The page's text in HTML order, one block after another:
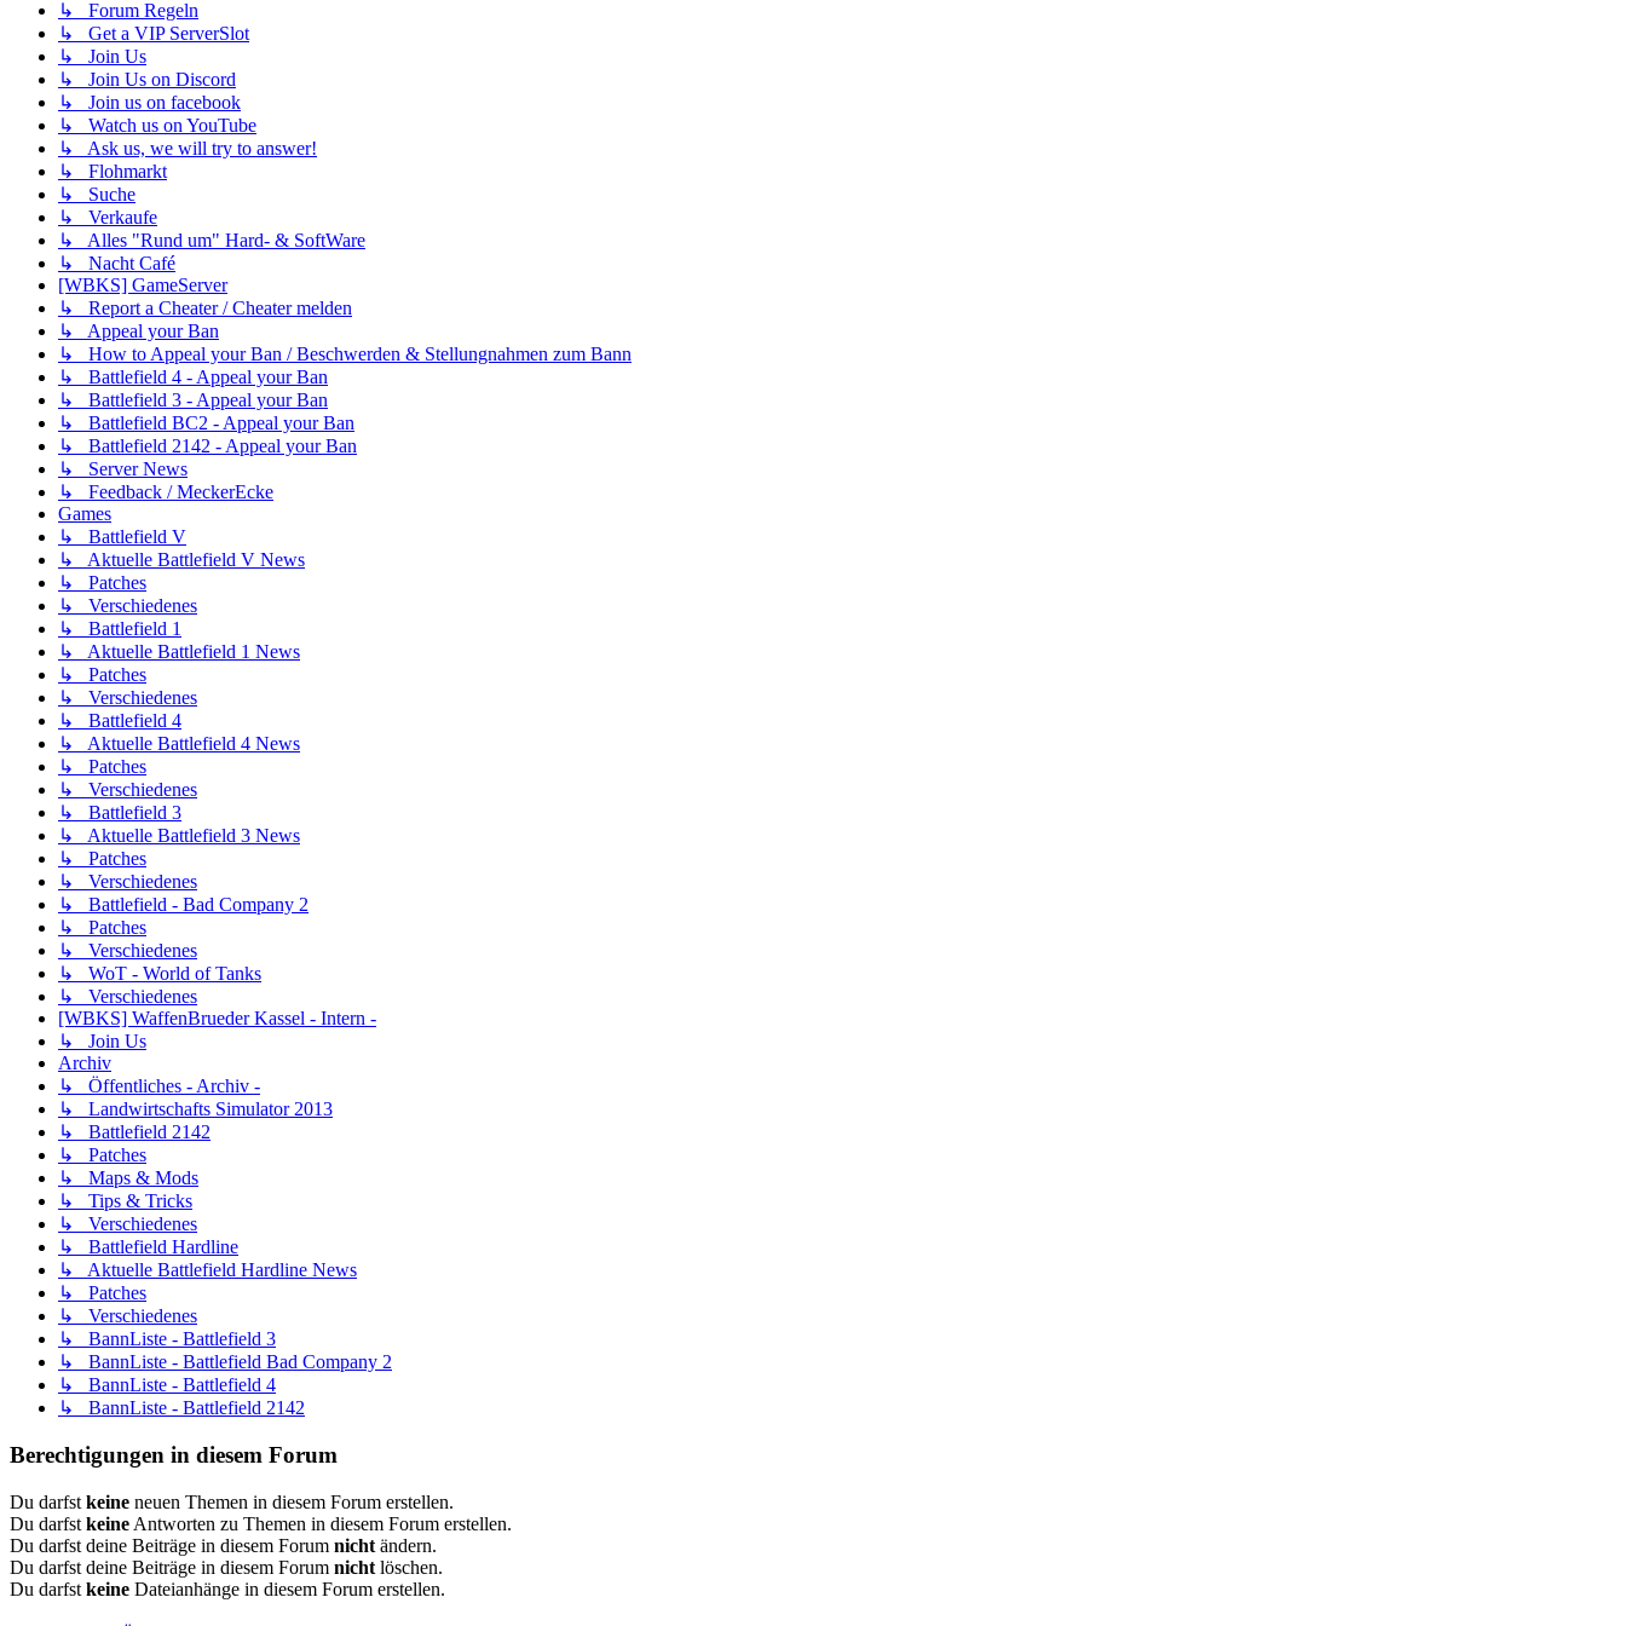
↳ Forum Regeln
↳ Get a VIP ServerSlot
↳ Join Us
↳ Join Us on Discord
↳ Join us on facebook
↳ Watch us on YouTube
↳ Ask us, we will try to answer!
↳ Flohmarkt
↳ Suche
↳ Verkaufe
↳ Alles "Rund um" Hard- & SoftWare
↳ Nacht Café
[WBKS] GameServer
↳ Report a Cheater / Cheater melden
↳ Appeal your Ban
↳ How to Appeal your Ban / Beschwerden & Stellungnahmen zum Bann
↳ Battlefield 4 - Appeal your Ban
↳ Battlefield 3 - Appeal your Ban
↳ Battlefield BC2 - Appeal your Ban
↳ Battlefield 2142 - Appeal your Ban
↳ Server News
↳ Feedback / MeckerEcke
Games
↳ Battlefield V
↳ Aktuelle Battlefield V News
↳ Patches
↳ Verschiedenes
↳ Battlefield 1
↳ Aktuelle Battlefield 1 News
↳ Patches
↳ Verschiedenes
↳ Battlefield 4
↳ Aktuelle Battlefield 4 News
↳ Patches
↳ Verschiedenes
↳ Battlefield 3
↳ Aktuelle Battlefield 3 News
↳ Patches
↳ Verschiedenes
↳ Battlefield - Bad Company 2
↳ Patches
↳ Verschiedenes
↳ WoT - World of Tanks
↳ Verschiedenes
[WBKS] WaffenBrueder Kassel - Intern -
↳ Join Us
Archiv
↳ Öffentliches - Archiv -
↳ Landwirtschafts Simulator 2013
↳ Battlefield 2142
↳ Patches
↳ Maps & Mods
↳ Tips & Tricks
↳ Verschiedenes
↳ Battlefield Hardline
↳ Aktuelle Battlefield Hardline News
↳ Patches
↳ Verschiedenes
↳ BannListe - Battlefield 3
↳ BannListe - Battlefield Bad Company 2
↳ BannListe - Battlefield 4
↳ BannListe - Battlefield 2142
Berechtigungen in diesem Forum
Du darfst keine neuen Themen in diesem Forum erstellen.
Du darfst keine Antworten zu Themen in diesem Forum erstellen.
Du darfst deine Beiträge in diesem Forum nicht ändern.
Du darfst deine Beiträge in diesem Forum nicht löschen.
Du darfst keine Dateianhänge in diesem Forum erstellen.